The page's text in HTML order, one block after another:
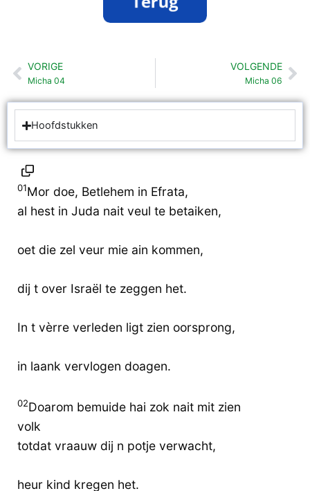
Vorige
VORIGE
Micha 04
VOLGENDE
Micha 06
Hoofdstukken
01Mor doe, Betlehem in Efrata,
al hest in Juda nait veul te betaiken,
oet die zel veur mie ain kommen,
dij t over Israël te zeggen het.
In t vèrre verleden ligt zien oorsprong,
in laank vervlogen doagen.
02Doarom bemuide hai zok nait mit zien
volk
totdat vraauw dij n potje verwacht,
heur kind kregen het.